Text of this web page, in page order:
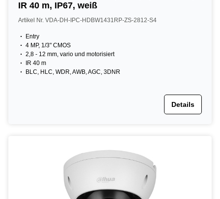
IR 40 m, IP67, weiß
Artikel Nr. VDA-DH-IPC-HDBW1431RP-ZS-2812-S4
Entry
4 MP, 1/3" CMOS
2,8 - 12 mm, vario und motorisiert
IR 40 m
BLC, HLC, WDR, AWB, AGC, 3DNR
Details